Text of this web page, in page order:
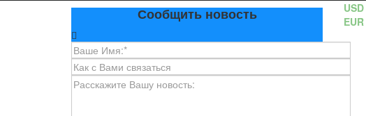
Сообщить новость USD
EUR